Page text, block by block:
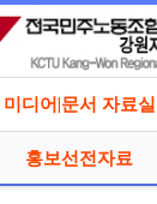
미디어|문서 자료실
홍보선전자료